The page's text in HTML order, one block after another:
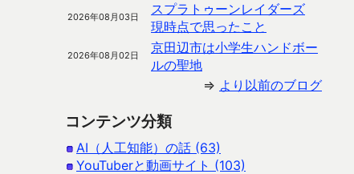
2026年08月03日
スプラトゥーンレイダーズ
現時点で思ったこと
2026年08月02日
京田辺市は小学生ハンドボー
ルの聖地
⇒ より以前のブログ
コンテンツ分類
AI（人工知能）の話 (63)
YouTuberと動画サイト (103)